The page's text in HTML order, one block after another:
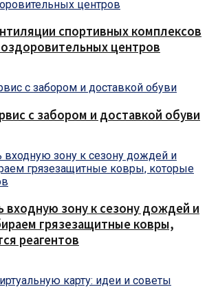
спортивных комплексов
центров
с забором и доставкой обуви
входную зону к сезону дождей и
грязезащитные ковры,
реагентов